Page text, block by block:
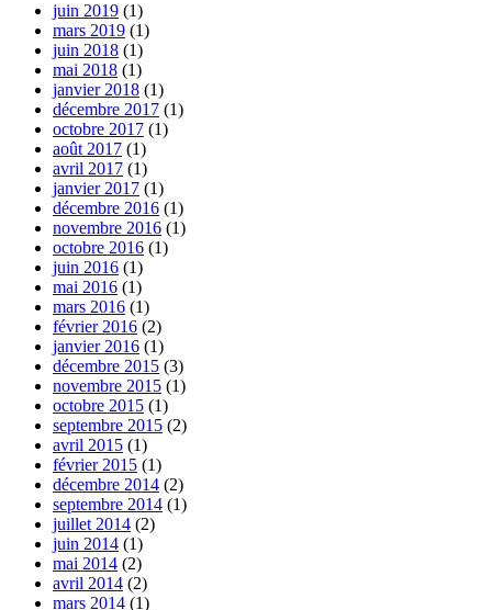
juin 2019 (1)
mars 2019 (1)
juin 2018 (1)
mai 2018 (1)
janvier 2018 (1)
décembre 2017 (1)
octobre 2017 (1)
août 2017 (1)
avril 2017 (1)
janvier 2017 (1)
décembre 2016 (1)
novembre 2016 (1)
octobre 2016 (1)
juin 2016 (1)
mai 2016 (1)
mars 2016 (1)
février 2016 (2)
janvier 2016 (1)
décembre 2015 (3)
novembre 2015 (1)
octobre 2015 (1)
septembre 2015 (2)
avril 2015 (1)
février 2015 (1)
décembre 2014 (2)
septembre 2014 (1)
juillet 2014 (2)
juin 2014 (1)
mai 2014 (2)
avril 2014 (2)
mars 2014 (1)